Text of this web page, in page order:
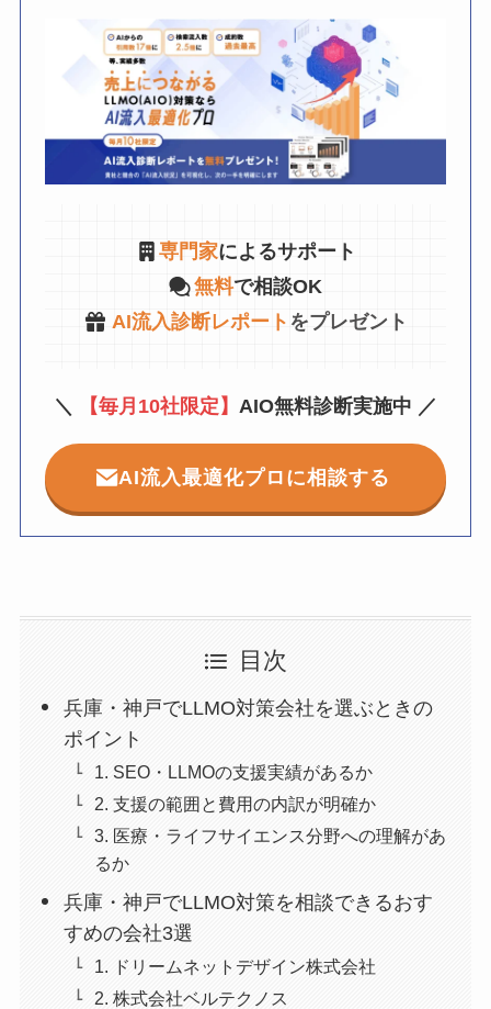
専門家によるサポート
無料で相談OK
AI流入診断レポート をプレゼント
＼ 【毎月10社限定】 AIO無料診断実施中 ／
AI流入最適化プロに相談する
目次
兵庫・神戸でLLMO対策会社を選ぶときの
ポイント
1. SEO・LLMOの支援実績があるか
2. 支援の範囲と費用の内訳が明確か
3. 医療・ライフサイエンス分野への理解があ
るか
兵庫・神戸でLLMO対策を相談できるおす
すめの会社3選
1. ドリームネットデザイン株式会社
2. 株式会社ベルテクノス